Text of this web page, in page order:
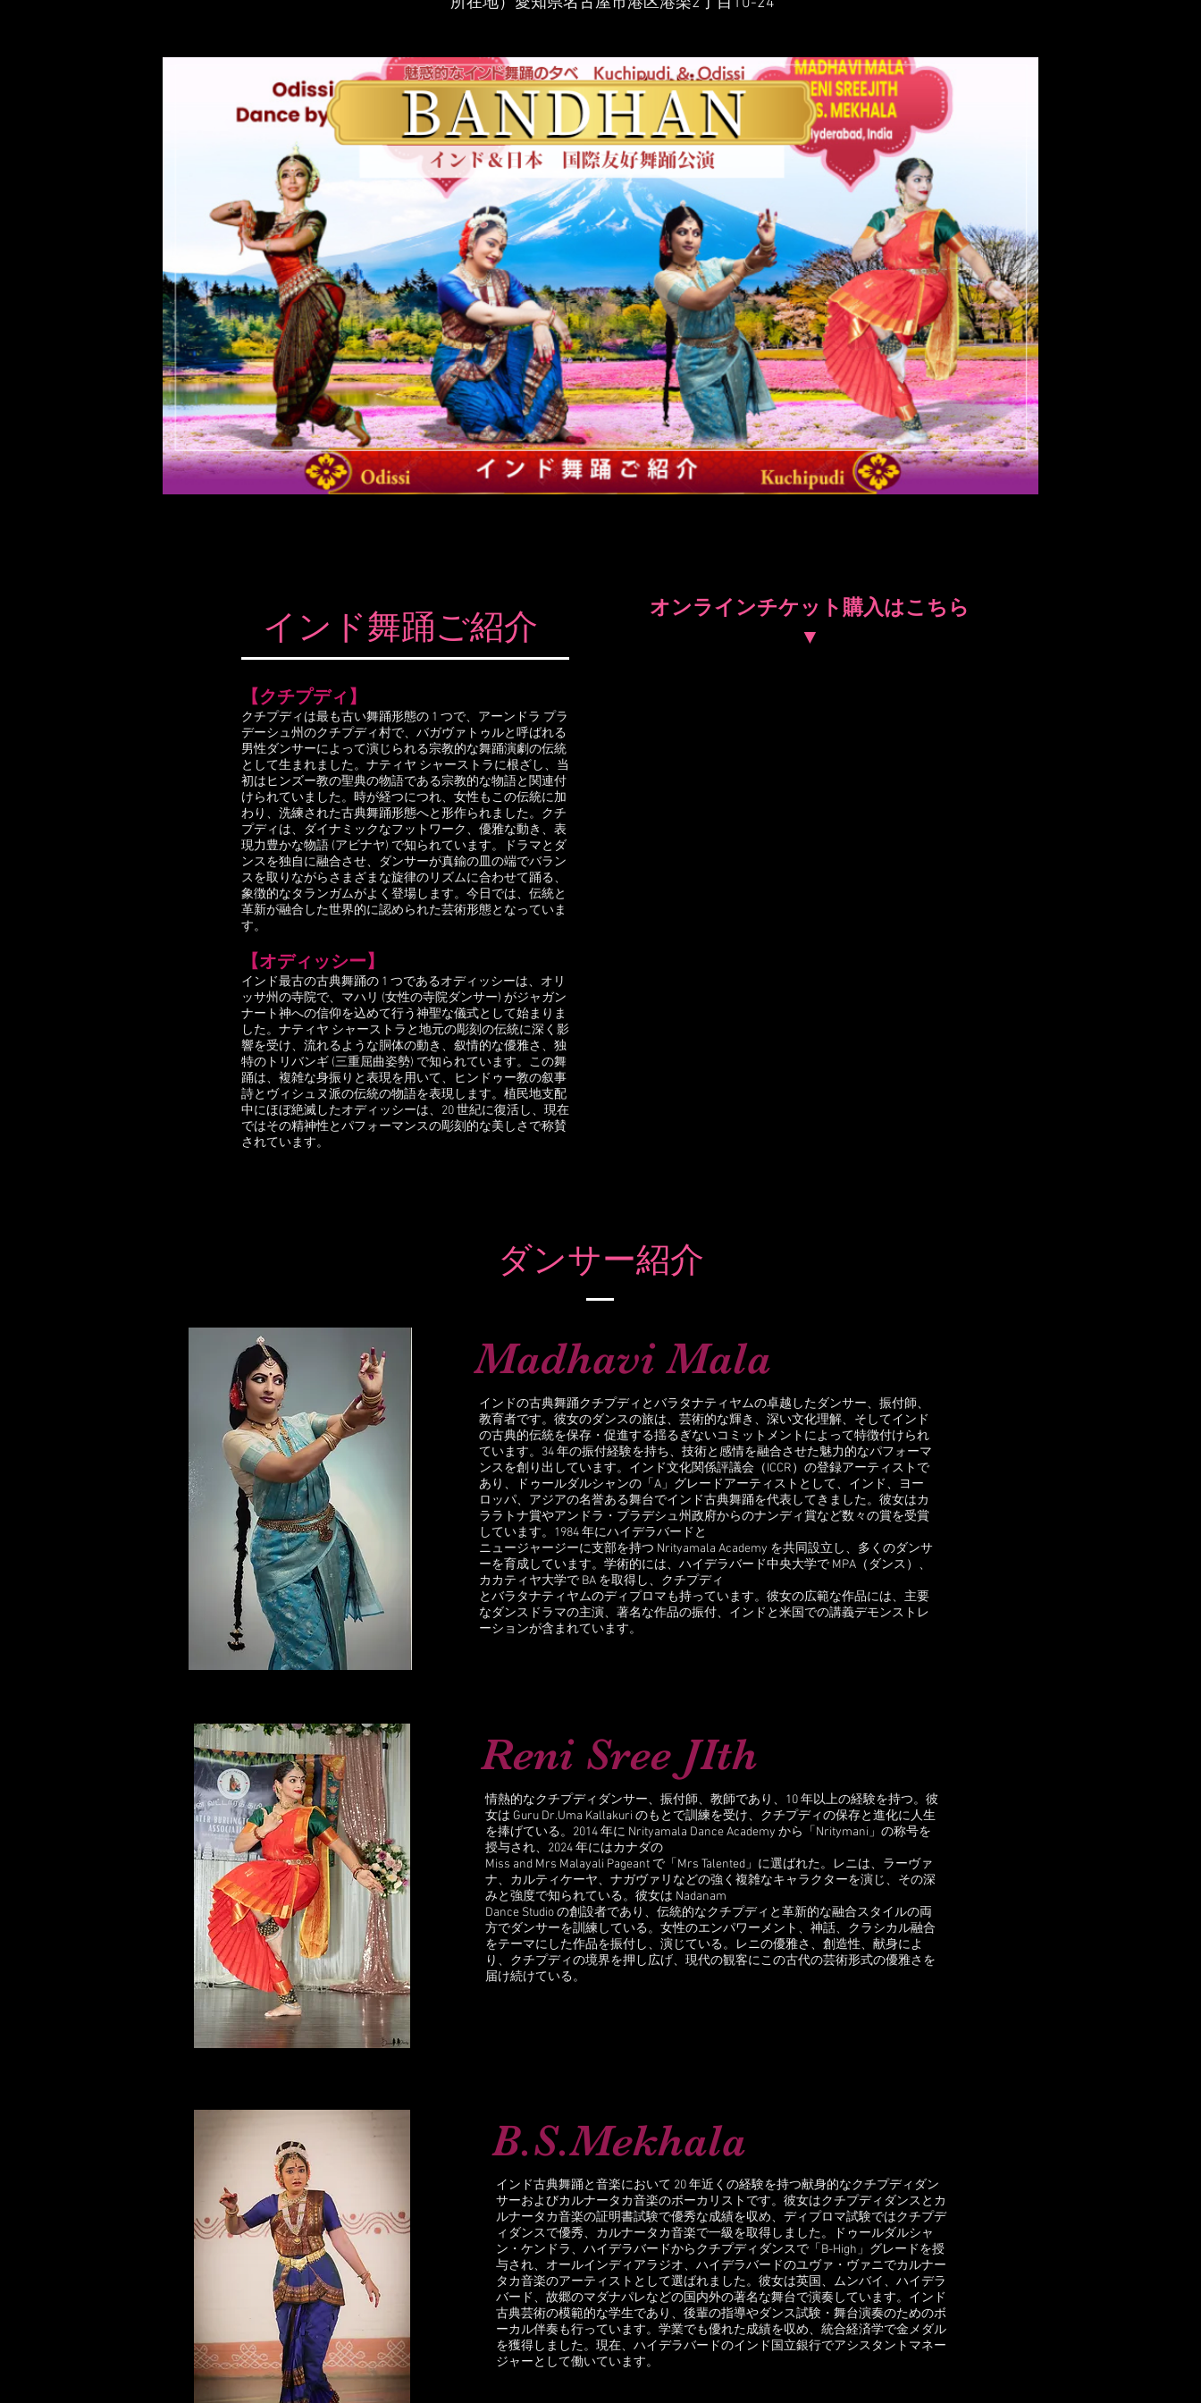
​インド舞踊ご紹介
【クチプディ】
クチプディは最も古い舞踊形態の 1 つで、アーンドラ プラ
デーシュ州のクチプディ村で、バガヴァトゥルと呼ばれる
男性ダンサーによって演じられる宗教的な舞踊演劇の伝統
として生まれました。ナティヤ シャーストラに根ざし、当
初はヒンズー教の聖典の物語である宗教的な物語と関連付
けられていました。時が経つにつれ、女性もこの伝統に加
わり、洗練された古典舞踊形態へと形作られました。クチ
プディは、ダイナミックなフットワーク、優雅な動き、表
現力豊かな物語 (アビナヤ) で知られています。ドラマとダ
ンスを独自に融合させ、ダンサーが真鍮の皿の端でバラン
スを取りながらさまざまな旋律のリズムに合わせて踊る、
象徴的なタランガムがよく登場します。今日では、伝統と
革新が融合した世界的に認められた芸術形態となっていま
す。
【オディッシー】
インド最古の古典舞踊の 1 つであるオディッシーは、オリ
ッサ州の寺院で、マハリ (女性の寺院ダンサー) がジャガン
ナート神への信仰を込めて行う神聖な儀式として始まりま
した。ナティヤ シャーストラと地元の彫刻の伝統に深く影
響を受け、流れるような胴体の動き、叙情的な優雅さ、独
特のトリバンギ (三重屈曲姿勢) で知られています。この舞
踊は、複雑な身振りと表現を用いて、ヒンドゥー教の叙事
詩とヴィシュヌ派の伝統の物語を表現します。植民地支配
中にほぼ絶滅したオディッシーは、20 世紀に復活し、現在
ではその精神性とパフォーマンスの彫刻的な美しさで称賛
されています。
​オンラインチケット購入はこちら
▼
ダンサー紹介
Madhavi Mala
インドの古典舞踊クチプディとバラタナティヤムの卓越したダンサー、振付師、
教育者です。彼女のダンスの旅は、芸術的な輝き、深い文化理解、そしてインド
の古典的伝統を保存・促進する揺るぎないコミットメントによって特徴付けられ
ています。34 年の振付経験を持ち、技術と感情を融合させた魅力的なパフォーマ
ンスを創り出しています。インド文化関係評議会（ICCR）の登録アーティストで
あり、ドゥールダルシャンの「A」グレードアーティストとして、インド、ヨー
ロッパ、アジアの名誉ある舞台でインド古典舞踊を代表してきました。彼女はカ
ララトナ賞やアンドラ・プラデシュ州政府からのナンディ賞など数々の賞を受賞
しています。1984 年にハイデラバードと
ニュージャージーに支部を持つ Nrityamala Academy を共同設立し、多くのダンサ
ーを育成しています。学術的には、ハイデラバード中央大学で MPA（ダンス）、
カカティヤ大学で BA を取得し、クチプディ
とバラタナティヤムのディプロマも持っています。彼女の広範な作品には、主要
なダンスドラマの主演、著名な作品の振付、インドと米国での講義デモンストレ
ーションが含まれています。
Reni Sree JIth
情熱的なクチプディダンサー、振付師、教師であり、10 年以上の経験を持つ。彼
女は Guru Dr.Uma Kallakuri のもとで訓練を受け、クチプディの保存と進化に人生
を捧げている。2014 年に Nrityamala Dance Academy から「Nritymani」の称号を
授与され、2024 年にはカナダの
Miss and Mrs Malayali Pageant で「Mrs Talented」に選ばれた。レニは、ラーヴァ
ナ、カルティケーヤ、ナガヴァリなどの強く複雑なキャラクターを演じ、その深
みと強度で知られている。彼女は Nadanam
Dance Studio の創設者であり、伝統的なクチプディと革新的な融合スタイルの両
方でダンサーを訓練している。女性のエンパワーメント、神話、クラシカル融合
をテーマにした作品を振付し、演じている。レニの優雅さ、創造性、献身によ
り、クチプディの境界を押し広げ、現代の観客にこの古代の芸術形式の優雅さを
届け続けている。
B.S.Mekhala
インド古典舞踊と音楽において 20 年近くの経験を持つ献身的なクチプディダン
サーおよびカルナータカ音楽のボーカリストです。彼女はクチプディダンスとカ
ルナータカ音楽の証明書試験で優秀な成績を収め、ディプロマ試験ではクチプデ
ィダンスで優秀、カルナータカ音楽で一級を取得しました。ドゥールダルシャ
ン・ケンドラ、ハイデラバードからクチプディダンスで「B-High」グレードを授
与され、オールインディアラジオ、ハイデラバードのユヴァ・ヴァニでカルナー
タカ音楽のアーティストとして選ばれました。彼女は英国、ムンバイ、ハイデラ
バード、故郷のマダナパレなどの国内外の著名な舞台で演奏しています。インド
古典芸術の模範的な学生であり、後輩の指導やダンス試験・舞台演奏のためのボ
ーカル伴奏も行っています。学業でも優れた成績を収め、統合経済学で金メダル
を獲得しました。現在、ハイデラバードのインド国立銀行でアシスタントマネー
ジャーとして働いています。